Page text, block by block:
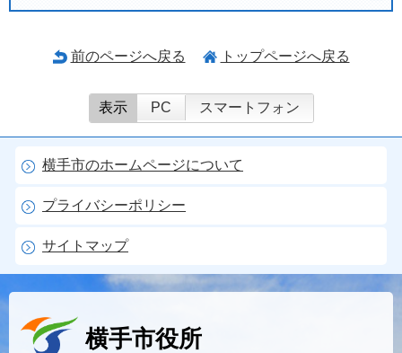
前のページへ戻る トップページへ戻る
表示 PC スマートフォン
横手市のホームページについて
プライバシーポリシー
サイトマップ
横手市役所